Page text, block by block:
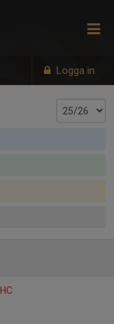
Logga in